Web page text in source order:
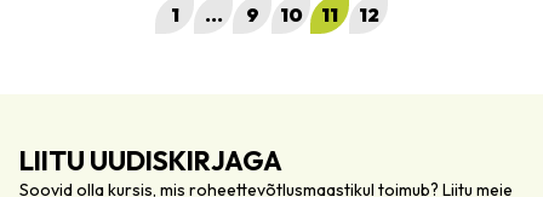
1 … 9 10 11 12
LIITU UUDISKIRJAGA
Soovid olla kursis, mis roheettevõtlusmaastikul toimub? Liitu meie